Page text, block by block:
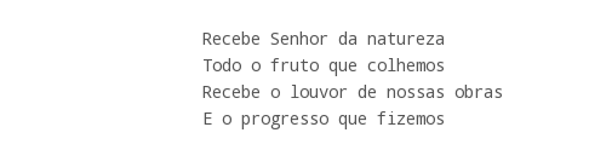
Recebe Senhor da natureza
Todo o fruto que colhemos
Recebe o louvor de nossas obras
E o progresso que fizemos